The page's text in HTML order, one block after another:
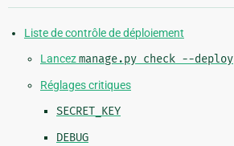
Liste de contrôle de déploiement
Lancezmanage.py check --deploy
Réglages critiques
SECRET_KEY
DEBUG